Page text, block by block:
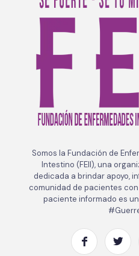
Somos la Fundación de
Intestino (FEII), una
dedicada a brindar apoyo,
comunidad de pacientes
paciente informado es